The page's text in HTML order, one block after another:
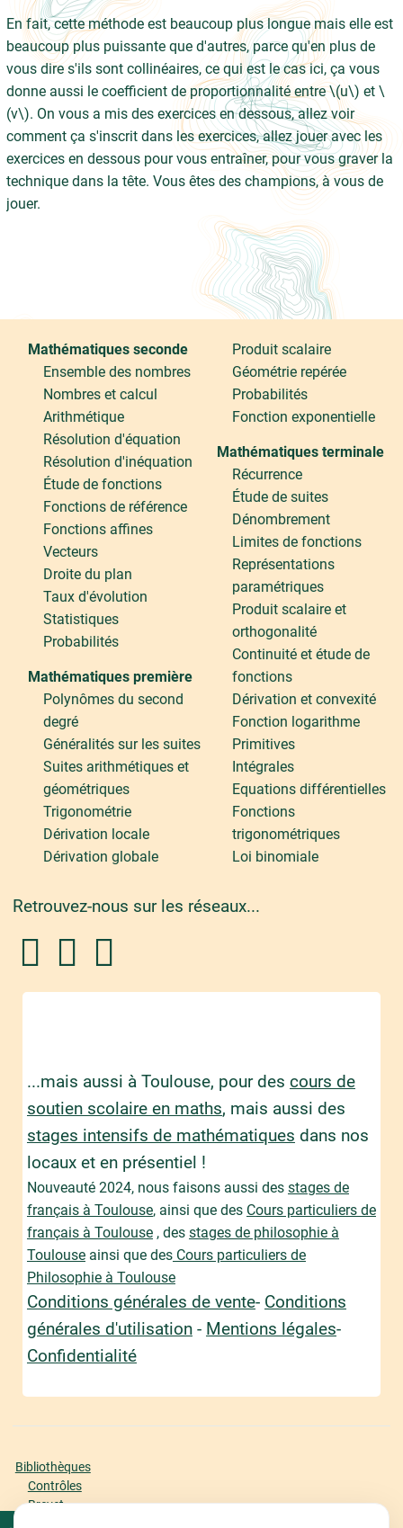
En fait, cette méthode est beaucoup plus longue mais elle est
beaucoup plus puissante que d'autres, parce qu'en plus de
vous dire s'ils sont collinéaires, ce qui est le cas ici, ça vous
donne aussi le coefficient de proportionnalité entre \(u\) et \
(v\). On vous a mis des exercices en dessous, allez voir
comment ça s'inscrit dans les exercices, allez jouer avec les
exercices en dessous pour vous entraîner, pour vous graver la
technique dans la tête. Vous êtes des champions, à vous de
jouer.
Mathématiques seconde
Ensemble des nombres
Nombres et calcul
Arithmétique
Résolution d'équation
Résolution d'inéquation
Étude de fonctions
Fonctions de référence
Fonctions affines
Vecteurs
Droite du plan
Taux d'évolution
Statistiques
Probabilités
Mathématiques première
Polynômes du second
degré
Généralités sur les suites
Suites arithmétiques et
géométriques
Trigonométrie
Dérivation locale
Dérivation globale
Produit scalaire
Géométrie repérée
Probabilités
Fonction exponentielle
Mathématiques terminale
Récurrence
Étude de suites
Dénombrement
Limites de fonctions
Représentations
paramétriques
Produit scalaire et
orthogonalité
Continuité et étude de
fonctions
Dérivation et convexité
Fonction logarithme
Primitives
Intégrales
Equations différentielles
Fonctions
trigonométriques
Loi binomiale
Retrouvez-nous sur les réseaux...
...mais aussi à Toulouse, pour des cours de
soutien scolaire en maths, mais aussi des
stages intensifs de mathématiques dans nos
locaux et en présentiel !
Nouveauté 2024, nous faisons aussi des stages de
français à Toulouse, ainsi que des Cours particuliers de
français à Toulouse, des stages de philosophie à
Toulouseainsi que desCours particuliers de
Philosophie à Toulouse
Conditions générales de vente- Conditions
générales d'utilisation- Mentions légales-
Confidentialité
Bibliothèques
Contrôles
Brevet